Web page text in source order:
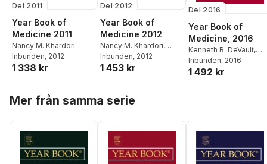
Del 2011
Year Book of
Medicine 2011
Nancy M. Khardori
Inbunden, 2012
1 338 kr
Del 2012
Year Book of
Medicine 2012
Nancy M. Khardori,
James Jim Barker
Bernard J. Gersh
Talley,J. Tate Thigpen
Inbunden, 2012
1 453 kr
Del 2016
Year Book of
Medicine, 2016
Kenneth R. DeVault,
Renee Garrick,
R. Gold ,Nancy M.
Inbunden, 2016
1 492 kr
Mer från samma serie